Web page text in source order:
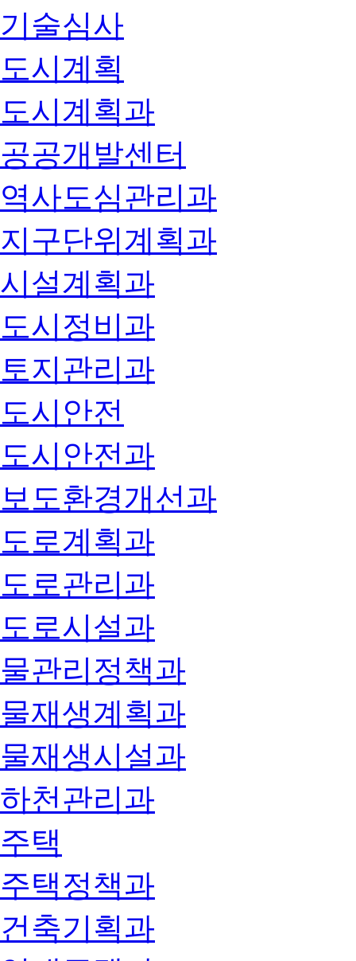
기술심사
도시계획
도시계획과
공공개발센터
역사도심관리과
지구단위계획과
시설계획과
도시정비과
토지관리과
도시안전
도시안전과
보도환경개선과
도로계획과
도로관리과
도로시설과
물관리정책과
물재생계획과
물재생시설과
하천관리과
주택
주택정책과
건축기획과